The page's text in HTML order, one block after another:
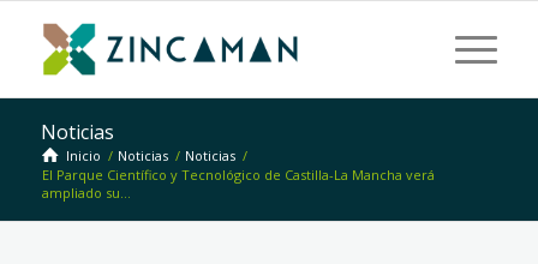
Noticias
Inicio / Noticias / Noticias /
El Parque Científico y Tecnológico de Castilla-La Mancha verá
ampliado su...